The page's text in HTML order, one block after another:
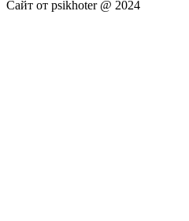
Сайт от psikhoter @ 2024